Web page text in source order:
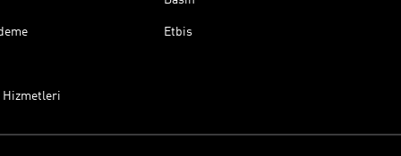
Hizmetleri
Etbis